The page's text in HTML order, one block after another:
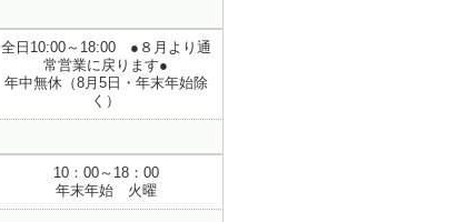
全日10:00～18:00 ●８月より通
常営業に戻ります●
年中無休（8月5日・年末年始除
く）
10：00～18：00
年末年始 火曜